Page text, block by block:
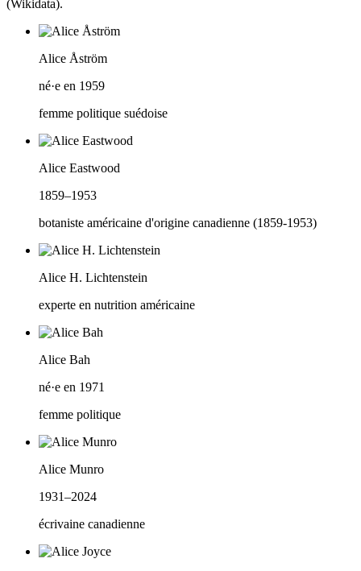
(Wikidata).
Alice Åström
né·e en 1959
femme politique suédoise
Alice Eastwood
1859–1953
botaniste américaine d'origine canadienne (1859-1953)
Alice H. Lichtenstein
experte en nutrition américaine
Alice Bah
né·e en 1971
femme politique
Alice Munro
1931–2024
écrivaine canadienne